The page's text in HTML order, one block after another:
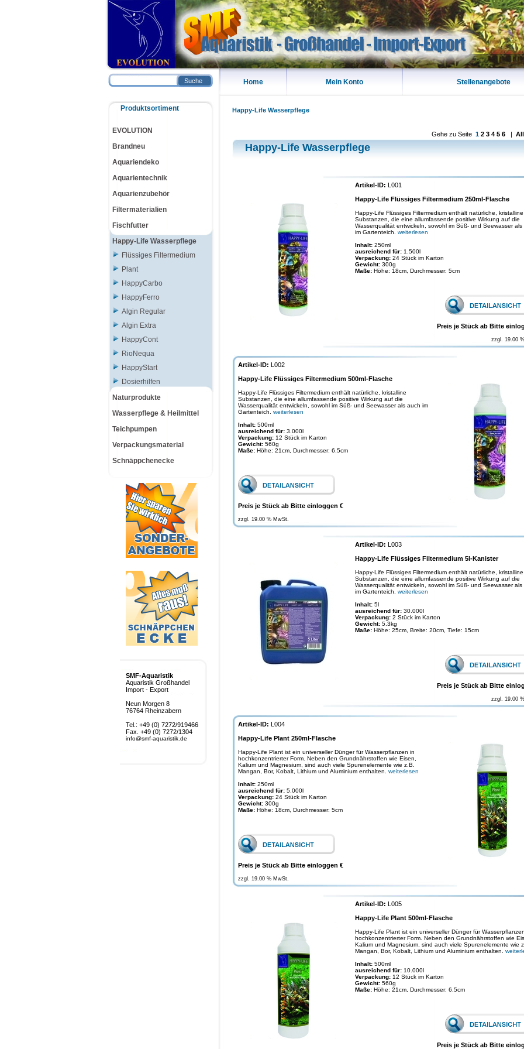
Home Mein Konto Stellenangebote
Happy-Life Wasserpflege
Gehe zu Seite 1 2 3 4 5 6|
Happy-Life Wasserpflege
Artikel-ID: L001
Happy-Life Flüssiges Filtermedium 250ml-Flasche
Happy-Life Flüssiges Filtermedium enthält natürliche, kristalline
Substanzen, die eine allumfassende positive Wirkung auf die
Wasserqualität entwickeln, sowohl im Süß- und Seewasser als
im Gartenteich. weiterlesen
Inhalt: 250ml
ausreichend für: 1.500l
Verpackung: 24 Stück im Karton
Gewicht: 300g
Maße: Höhe: 18cm, Durchmesser: 5cm
Preis je Stück ab Bitte
zzgl. 19.00
Artikel-ID: L002
Happy-Life Flüssiges Filtermedium 500ml-Flasche
Happy-Life Flüssiges Filtermedium enthält natürliche, kristalline
Substanzen, die eine allumfassende positive Wirkung auf die
Wasserqualität entwickeln, sowohl im Süß- und Seewasser als auch im
Gartenteich. weiterlesen
Inhalt: 500ml
ausreichend für: 3.000l
Verpackung: 12 Stück im Karton
Gewicht: 560g
Maße: Höhe: 21cm, Durchmesser: 6.5cm
Preis je Stück ab Bitte einloggen €
zzgl. 19.00 % MwSt.
Artikel-ID: L003
Happy-Life Flüssiges Filtermedium 5l-Kanister
Happy-Life Flüssiges Filtermedium enthält natürliche, kristalline
Substanzen, die eine allumfassende positive Wirkung auf die
Wasserqualität entwickeln, sowohl im Süß- und Seewasser als
im Gartenteich. weiterlesen
Inhalt: 5l
ausreichend für: 30.000l
Verpackung: 2 Stück im Karton
Gewicht: 5.3kg
Maße: Höhe: 25cm, Breite: 20cm, Tiefe: 15cm
Preis je Stück ab Bitte
zzgl. 19.00
Artikel-ID: L004
Happy-Life Plant 250ml-Flasche
Happy-Life Plant ist ein universeller Dünger für Wasserpflanzen in
hochkonzentrierter Form. Neben den Grundnährstoffen wie Eisen,
Kalium und Magnesium, sind auch viele Spurenelemente wie z.B.
Mangan, Bor, Kobalt, Lithium und Aluminium enthalten. weiterlesen
Inhalt: 250ml
ausreichend für: 5.000l
Verpackung: 24 Stück im Karton
Gewicht: 300g
Maße: Höhe: 18cm, Durchmesser: 5cm
Preis je Stück ab Bitte einloggen €
zzgl. 19.00 % MwSt.
Artikel-ID: L005
Happy-Life Plant 500ml-Flasche
Happy-Life Plant ist ein universeller Dünger für
hochkonzentrierter Form. Neben den Grundnährstoffen wie
Kalium und Magnesium, sind auch viele Spurenelemente wie
Mangan, Bor, Kobalt, Lithium und Aluminium enthalten.
Inhalt: 500ml
ausreichend für: 10.000l
Verpackung: 12 Stück im Karton
Gewicht: 560g
Maße: Höhe: 21cm, Durchmesser: 6.5cm
Preis je Stück ab Bitte
Suche
Produktsortiment
EVOLUTION
Brandneu
Aquariendeko
Aquarientechnik
Aquarienzubehör
Filtermaterialien
Fischfutter
Happy-Life Wasserpflege
Flüssiges Filtermedium
Plant
HappyCarbo
HappyFerro
Algin Regular
Algin Extra
HappyCont
RioNequa
HappyStart
Dosierhilfen
Naturprodukte
Wasserpflege & Heilmittel
Teichpumpen
Verpackungsmaterial
Schnäppchenecke
SMF-Aquaristik
Aquaristik Großhandel
Import - Export
Neun Morgen 8
76764 Rheinzabern
Tel.: +49 (0) 7272/919466
Fax. +49 (0) 7272/1304
info@smf-aquaristik.de